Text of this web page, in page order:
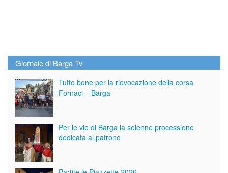
Giornale di Barga Tv
Tutto bene per la rievocazione della corsa
Fornaci – Barga
Per le vie di Barga la solenne processione
dedicata al patrono